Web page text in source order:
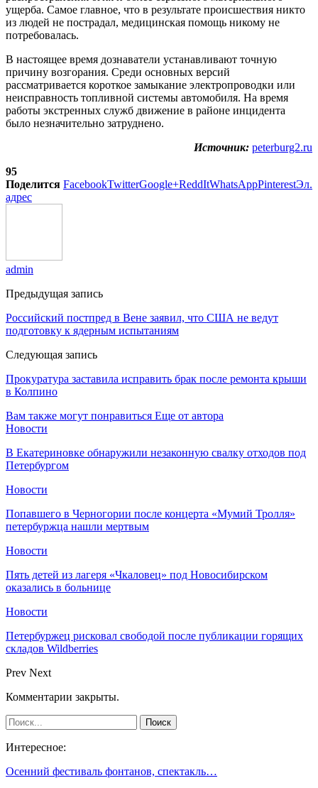
ущерба. Самое главное, что в результате происшествия никто
из людей не пострадал, медицинская помощь никому не
потребовалась.
В настоящее время дознаватели устанавливают точную
причину возгорания. Среди основных версий
рассматривается короткое замыкание электропроводки или
неисправность топливной системы автомобиля. На время
работы экстренных служб движение в районе инцидента
было незначительно затруднено.
Источник: peterburg2.ru
95
Поделится FacebookTwitterGoogle+ReddItWhatsAppPinterestЭл.
адрес
admin
Предыдущая запись
Российский постпред в Вене заявил, что США не ведут
подготовку к ядерным испытаниям
Следующая запись
Прокуратура заставила исправить брак после ремонта крыши
в Колпино
Вам также могут понравиться Еще от автора
Новости
В Екатериновке обнаружили незаконную свалку отходов под
Петербургом
Новости
Попавшего в Черногории после концерта «Мумий Тролля»
петербуржца нашли мертвым
Новости
Пять детей из лагеря «Чкаловец» под Новосибирском
оказались в больнице
Новости
Петербуржец рисковал свободой после публикации горящих
складов Wildberries
Prev Next
Комментарии закрыты.
Интересное:
Осенний фестиваль фонтанов, спектакль…